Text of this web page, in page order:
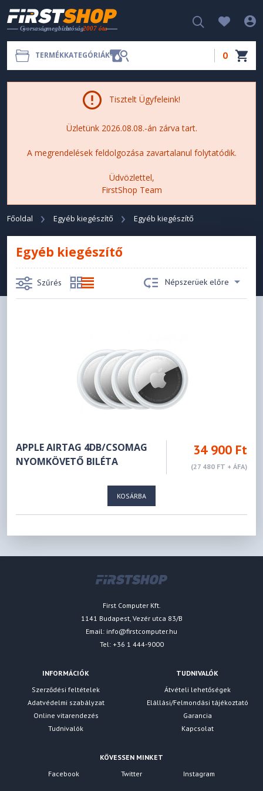
TERMÉKKATEGÓRIÁK 0
Tisztelt Ügyfeleink!
Üzletünk 2026.08.08.-án zárva tart.
A megrendelések feldolgozása zavartalanul folytatódik.
Üdvözlettel,
FirstShop Team
Főoldal Egyéb kiegészítő Egyéb kiegészítő
Egyéb kiegészítő
Szűrés Népszerüek előre
APPLE AIRTAG 4DB/CSOMAG
NYOMKÖVETŐ BILÉTA
34 900 Ft
(27 480 FT + ÁFA)
KOSÁRBA
First Computer Kft.
1141 Budapest, Vezér utca 83/B
Email: info@firstcomputer.hu
Tel: +36 1 444-9000
INFORMÁCIÓK
Szerződési feltételek
Adatvédelmi szabályzat
Online vitarendezés
Tudnivalók
TUDNIVALÓK
Átvételi lehetőségek
Elállási/Felmondási tájékoztató
Garancia
Kapcsolat
KÖVESSEN MINKET
Facebook
Twitter Instagram